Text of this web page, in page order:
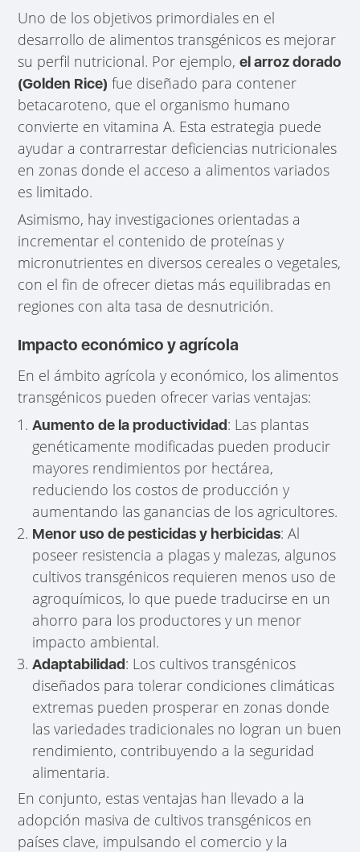
Uno de los objetivos primordiales en el
desarrollo de alimentos transgénicos es mejorar
su perfil nutricional. Por ejemplo,el arroz dorado
(Golden Rice) fue diseñado para contener
betacaroteno, que el organismo humano
convierte en vitamina A. Esta estrategia puede
ayudar a contrarrestar deficiencias nutricionales
en zonas donde el acceso a alimentos variados
es limitado.
Asimismo, hay investigaciones orientadas a
incrementar el contenido de proteínas y
micronutrientes en diversos cereales o vegetales,
con el fin de ofrecer dietas más equilibradas en
regiones con alta tasa de desnutrición.
Impacto económico y agrícola
En el ámbito agrícola y económico, los alimentos
transgénicos pueden ofrecer varias ventajas:
Aumento de la productividad: Las plantas
genéticamente modificadas pueden producir
mayores rendimientos por hectárea,
reduciendo los costos de producción y
aumentando las ganancias de los agricultores.
Menor uso de pesticidas y herbicidas: Al
poseer resistencia a plagas y malezas, algunos
cultivos transgénicos requieren menos uso de
agroquímicos, lo que puede traducirse en un
ahorro para los productores y un menor
impacto ambiental.
Adaptabilidad: Los cultivos transgénicos
diseñados para tolerar condiciones climáticas
extremas pueden prosperar en zonas donde
las variedades tradicionales no logran un buen
rendimiento, contribuyendo a la seguridad
alimentaria.
En conjunto, estas ventajas han llevado a la
adopción masiva de cultivos transgénicos en
países clave, impulsando el comercio y la